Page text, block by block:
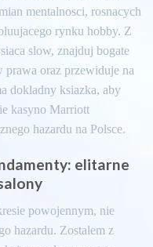
mentalnosci, rosnacych
rynku hobby. Z
slow, znajduj bogate
oraz przewiduje na
dokladny ksiazka, aby
kasyno Marriott
hazardu na Polsce.
elitarne
powojennym, nie
hazardu. Zostalem z